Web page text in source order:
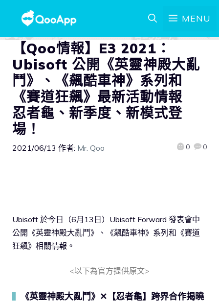
MENU
【Qoo情報】E3 2021：
Ubisoft 公開《英靈神殿大亂
鬥》、《飆酷車神》系列和
《賽道狂飆》最新活動情報
忍者龜、新季度、新模式登
場！
2021/06/13 作者: Mr. Qoo 0 0
Ubisoft 於今日（6月13日）Ubisoft Forward 發表會中
公開《英靈神殿大亂鬥》、《飆酷車神》系列和《賽道
狂飆》相關情報。
<以下為官方提供原文>
《英靈神殿大亂鬥》✕【忍者龜】跨界合作揭曉